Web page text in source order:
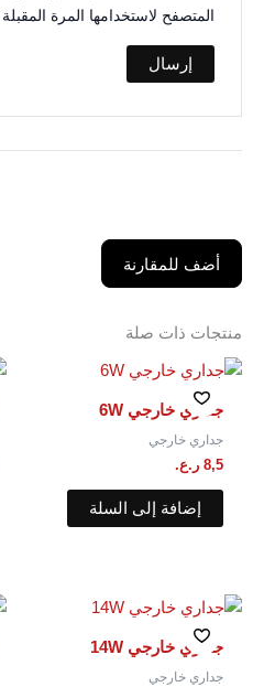
المتصفح لاستخدامها المرة
أضف للمقارنة
منتجات ذات صلة
جداري خارجي 6W
جداري خارجي
8,5 ر.ع.
إضافة إلى السلة
جداري خارجي 14W
جداري خارجي